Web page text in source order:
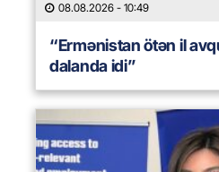
08.08.2026 - 10:49
“Ermənistan ötən il
dalanda idi”